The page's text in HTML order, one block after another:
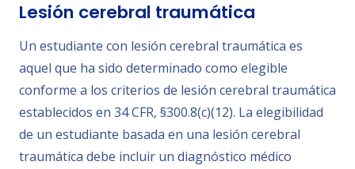
Lesión cerebral traumática
Un estudiante con lesión cerebral traumática es
aquel que ha sido determinado como elegible
conforme a los criterios de lesión cerebral traumática
establecidos en 34 CFR, §300.8(c)(12). La elegibilidad
de un estudiante basada en una lesión cerebral
traumática debe incluir un diagnóstico médico